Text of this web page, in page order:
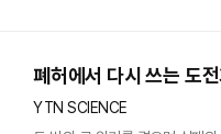
폐허에서 다시 쓰는 도
YTN SCIENCE